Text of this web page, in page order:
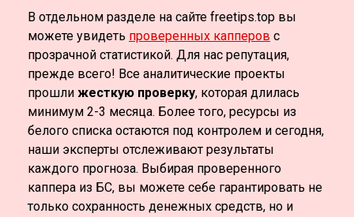
В отдельном разделе на сайте freetips.top вы
можете увидеть проверенных капперов с
прозрачной статистикой. Для нас репутация,
прежде всего! Все аналитические проекты
прошли жесткую проверку, которая длилась
минимум 2-3 месяца. Более того, ресурсы из
белого списка остаются под контролем и сегодня,
наши эксперты отслеживают результаты
каждого прогноза. Выбирая проверенного
каппера из БС, вы можете себе гарантировать не
только сохранность денежных средств, но и